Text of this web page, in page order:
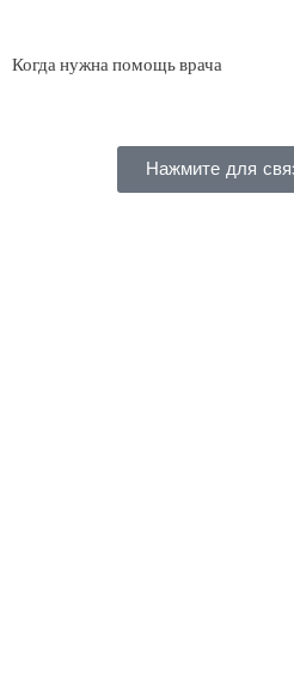
Когда нужна помощь врача
Нажмите для